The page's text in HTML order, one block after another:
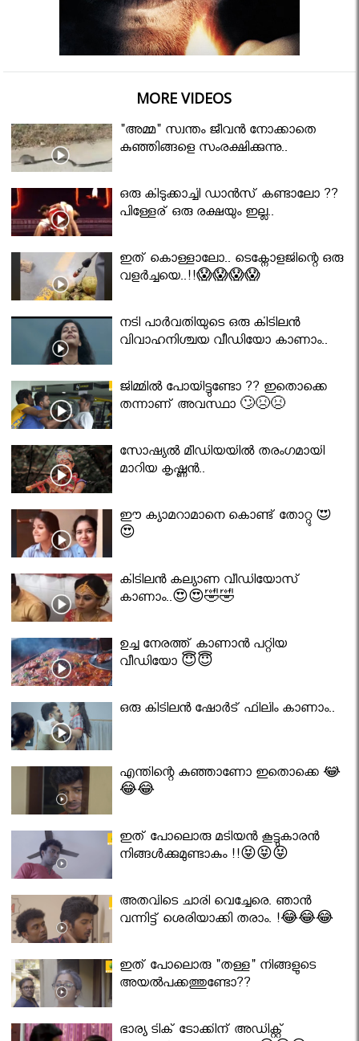
MORE VIDEOS
"അമ്മ" സ്വന്തം ജീവൻ നോക്കാതെ
കുഞ്ഞിങ്ങളെ സംരക്ഷിക്കുന്നു..
ഒരു കിടുക്കാച്ചി ഡാൻസ് കണ്ടാലോ ??
പിള്ളേര് ഒരു രക്ഷയും ഇല്ല..
ഇത് കൊള്ളാലോ.. ടെക്നോളജിന്റെ ഒരു
വളർച്ചയെ..!!😱😱😱😱
നടി പാർവതിയുടെ ഒരു കിടിലൻ
വിവാഹനിശ്ചയ വീഡിയോ കാണാം..
ജിമ്മിൽ പോയിട്ടുണ്ടോ ?? ഇതൊക്കെ
തന്നാണ് അവസ്ഥാ 🙄😣😣
സോഷ്യൽ മീഡിയയിൽ തരംഗമായി
മാറിയ കൃഷ്ണൻ..
ഈ ക്യാമറാമാനെ കൊണ്ട് തോറ്റു 😍
😍
കിടിലൻ കല്യാണ വീഡിയോസ്
കാണാം..😍😍🤣🤣
ഉച്ച നേരത്ത് കാണാൻ പറ്റിയ
വീഡിയോ 😇😇
ഒരു കിടിലൻ ഷോർട് ഫിലിം കാണാം..
എന്തിന്റെ കുഞ്ഞാണോ ഇതൊക്കെ 😂
😂😂
ഇത് പോലൊരു മടിയൻ കൂട്ടുകാരൻ
നിങ്ങൾക്കുമുണ്ടാകും !!😝😝😝
അതവിടെ ചാരി വെച്ചേരെ. ഞാൻ
വന്നിട്ട് ശെരിയാക്കി തരാം. !😂😂😂
ഇത് പോലൊരു "തള്ള" നിങ്ങളുടെ
അയല്‍പക്കത്തുണ്ടോ??
ഭാര്യ ടിക് ടോക്കിന് അഡിക്റ്റ്